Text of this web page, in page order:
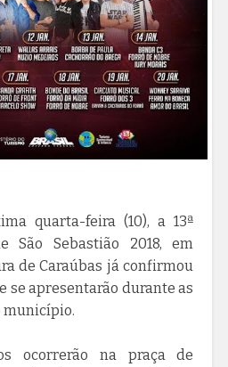
quarta-feira (10), a 13ª
São Sebastião 2018, em
de Caraúbas já confirmou
se apresentarão durante as
município.
ocorrerão na praça de